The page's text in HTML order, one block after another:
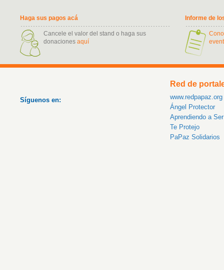
Haga sus pagos acá
Cancele el valor del stand o haga sus
donaciones aquí
Informe de
Síguenos en:
Red de
www.redpapaz.org
Ángel Protector
Aprendiendo a
Te Protejo
PaPaz Solidarios